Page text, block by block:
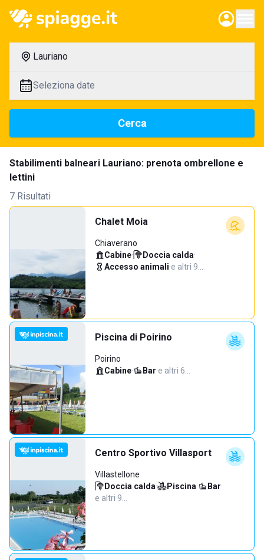
Lauriano
Seleziona date
Cerca
Stabilimenti balneari Lauriano: prenota ombrellone e
lettini
7 Risultati
Chalet Moia
Chiaverano
Cabine· Doccia calda·
Accesso animali·e altri 9…
Piscina di Poirino
Poirino
Cabine· Bar·e altri 6…
Centro Sportivo Villasport
Villastellone
Doccia calda· Piscina· Bar·
e altri 9…